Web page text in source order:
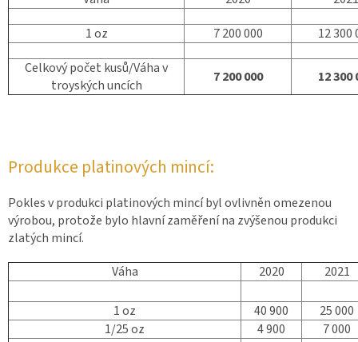
1 oz
7 200 000
12 300
Celkový počet kusů/Váha v
troyských uncích
7 200 000 12 300
Produkce platinových mincí:
Pokles v produkci platinových mincí byl ovlivněn omezenou
výrobou, protože bylo hlavní zaměření na zvýšenou produkci
zlatých mincí.
Váha
2020 2021
1 oz 40 900
25 000
1/25 oz
4 900
7 000